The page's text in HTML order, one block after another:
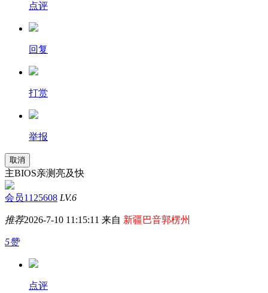
点评
回复
打赏
举报
取消
主BIOS亲测亮及快
会员1125608 LV.6
推荐2026-7-10 11:15:11 来自 新疆巴音郭楞州
5赞
点评